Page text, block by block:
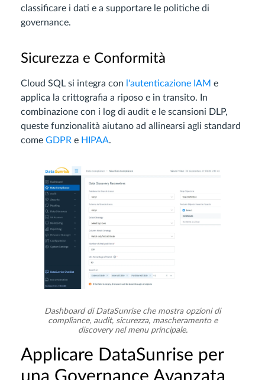
classificare i dati e a supportare le politiche di
governance.
Sicurezza e Conformità
Cloud SQL si integra con l'autenticazione IAM e
applica la crittografia a riposo e in transito. In
combinazione con i log di audit e le scansioni DLP,
queste funzionalità aiutano ad allinearsi agli standard
come GDPR e HIPAA.
Dashboard di DataSunrise che mostra opzioni di
compliance, audit, sicurezza, mascheramento e
discovery nel menu principale.
Applicare DataSunrise per
una Governance Avanzata